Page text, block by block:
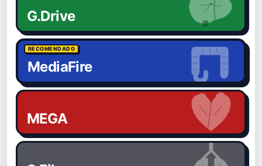
G.Drive
RECOMENDADO
MediaFire
MEGA